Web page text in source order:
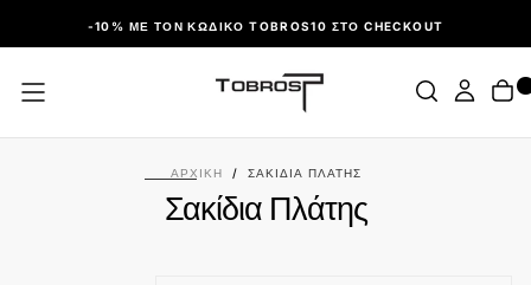
ΠΑΡΆΛΕΙΨΗ-10% ΜΕ ΤΟΝ ΚΩΔΙΚΌ TOBROS10 ΣΤΟ CHECKOUT
ΑΡΧΙΚΉ / ΣΑΚΊΔΙΑ ΠΛΆΤΗΣ
Σακίδια Πλάτης